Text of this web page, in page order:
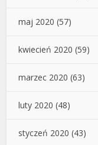
maj 2020 (57)
kwiecień 2020 (59)
marzec 2020 (63)
luty 2020 (48)
styczeń 2020 (43)